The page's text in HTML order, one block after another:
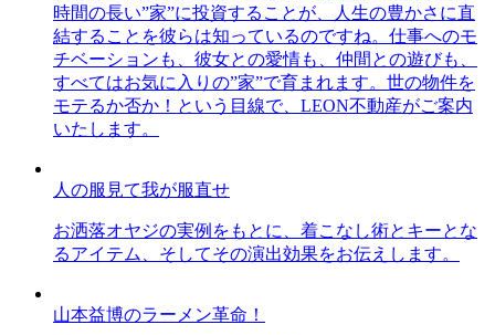
時間の長い”家”に投資することが、人生の豊かさに直
結することを彼らは知っているのですね。仕事へのモ
チベーションも、彼女との愛情も、仲間との遊びも、
すべてはお気に入りの”家”で育まれます。世の物件を
モテるか否か！という目線で、LEON不動産がご案内
いたします。
人の服見て我が服直せ
お洒落オヤジの実例をもとに、着こなし術とキーとな
るアイテム、そしてその演出効果をお伝えします。
山本益博のラーメン革命！